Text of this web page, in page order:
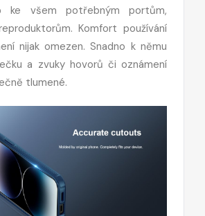
ke všem potřebným portům,
Komfort používání
nijak omezen. Snadno k němu
a zvuky hovorů či oznámení
tlumené.